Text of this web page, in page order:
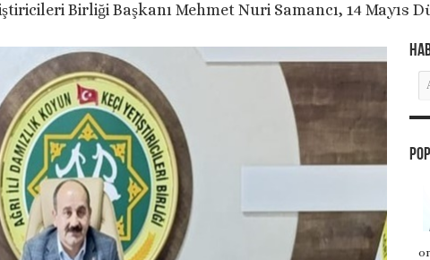
Birliği Başkanı Mehmet Nuri Samancı, 14 Mayıs